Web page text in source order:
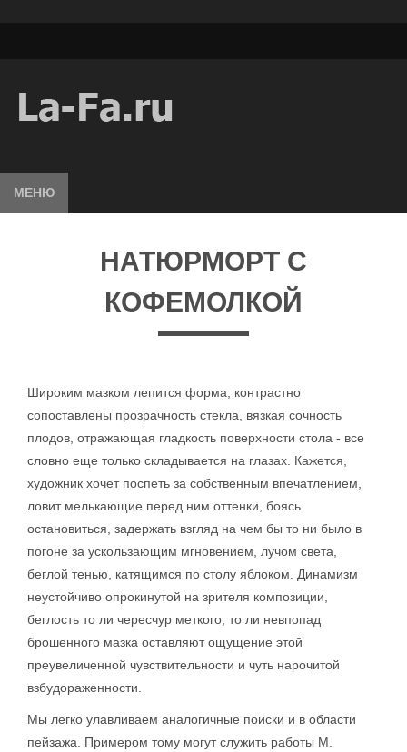
МЕНЮ
НАТЮРМОРТ С
КОФЕМОЛКОЙ
Широким мазком лепится форма, контрастно
сопоставлены прозрачность стекла, вязкая сочность
плодов, отражающая гладкость поверхности стола - все
словно еще только складывается на глазах. Кажется,
художник хочет поспеть за собственным впечатлением,
ловит мелькающие перед ним оттенки, боясь
остановиться, задержать взгляд на чем бы то ни было в
погоне за ускользающим мгновением, лучом света,
беглой тенью, катящимся по столу яблоком. Динамизм
неустойчиво опрокинутой на зрителя композиции,
беглость то ли чересчур меткого, то ли невпопад
брошенного мазка оставляют ощущение этой
преувеличенной чувствительности и чуть нарочитой
взбудораженности.
Мы легко улавливаем аналогичные поиски и в области
пейзажа. Примером тому могут служить работы М.